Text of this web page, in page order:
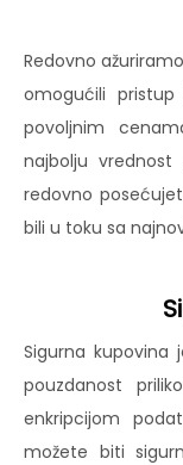
Redovno
omogućili
povoljnim
najbolju
redovno
bili u toku sa
Sigurna kupovina
pouzdanost
enkripcijom
možete biti